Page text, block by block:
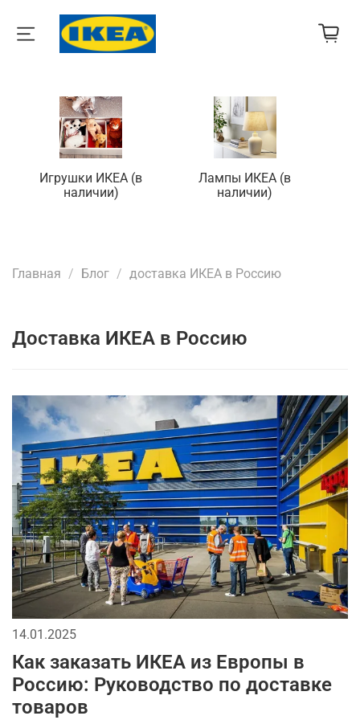
Игрушки ИКЕА (в
наличии)
Лампы ИКЕА (в
наличии)
Главная Блог доставка ИКЕА в Россию
доставка ИКЕА в Россию
14.01.2025
Как заказать ИКЕА из Европы в
Россию: Руководство по доставке
товаров